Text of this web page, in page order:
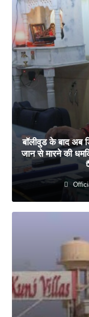
बॉलीवुड के बाद अब
जान से मारने की